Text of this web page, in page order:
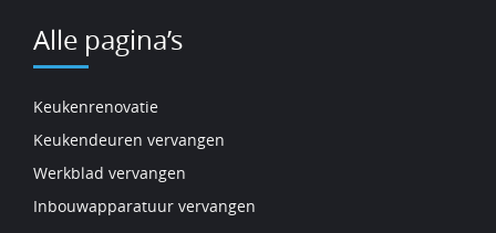
Alle pagina’s
Keukenrenovatie
Keukendeuren vervangen
Werkblad vervangen
Inbouwapparatuur vervangen